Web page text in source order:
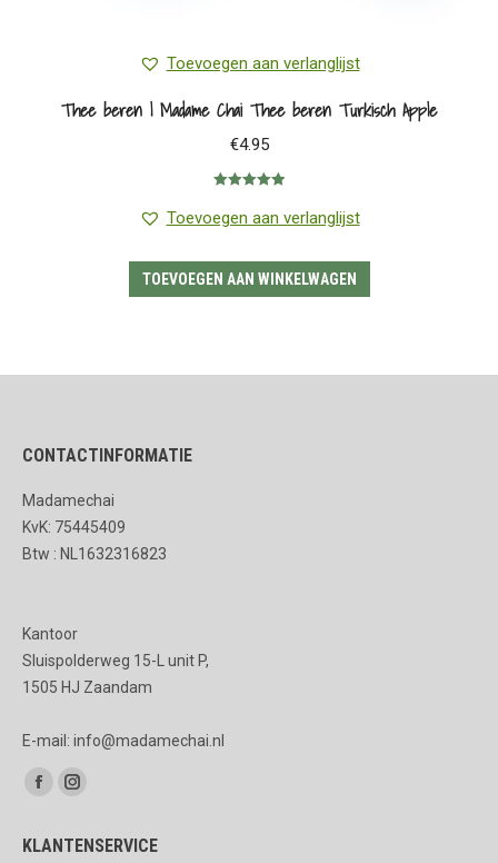
Toevoegen aan verlanglijst
Thee beren | Madame Chai Thee beren Turkisch Apple
€4.95
5.00 uit 5
Toevoegen aan verlanglijst
TOEVOEGEN AAN WINKELWAGEN
CONTACTINFORMATIE
Madamechai
KvK: 75445409
Btw : NL1632316823
Kantoor
Sluispolderweg 15-L unit P,
1505 HJ Zaandam
E-mail: info@madamechai.nl
Vind ons op:
Facebook
opens
Instagram
opens
KLANTENSERVICE